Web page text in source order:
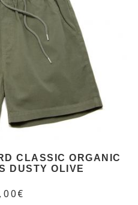
CLASSIC ORGANIC
DUSTY OLIVE